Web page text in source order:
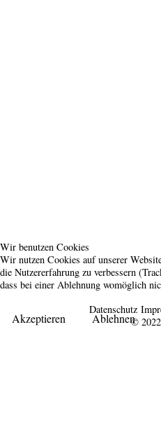
Datenschutz
© 2022
Wir benutzen Cookies
Wir nutzen Cookies auf unserer
die Nutzererfahrung zu verbessern
dass bei einer Ablehnung womöglich
Akzeptieren Ablehnen